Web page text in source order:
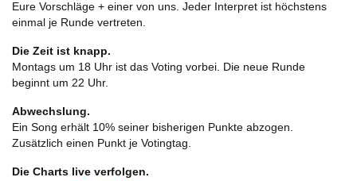
Eure Vorschläge + einer von uns. Jeder Interpret ist höchstens
einmal je Runde vertreten.
Die Zeit ist knapp.
Montags um 18 Uhr ist das Voting vorbei. Die neue Runde
beginnt um 22 Uhr.
Abwechslung.
Ein Song erhält 10% seiner bisherigen Punkte abzogen.
Zusätzlich einen Punkt je Votingtag.
Die Charts live verfolgen.